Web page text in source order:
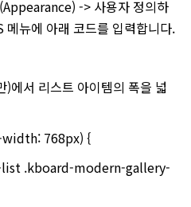
-> 사용자 정의하
뉴에 아래 코드를 입력합니다.
에서 리스트 아이템의 폭을 넓
768px) {
.kboard-modern-gallery-